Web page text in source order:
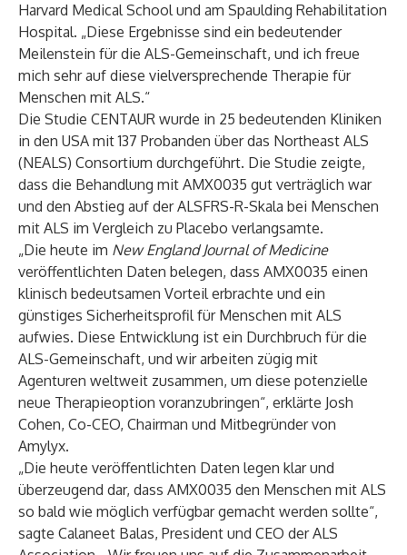
Harvard Medical School und am Spaulding Rehabilitation
Hospital. „Diese Ergebnisse sind ein bedeutender
Meilenstein für die ALS-Gemeinschaft, und ich freue
mich sehr auf diese vielversprechende Therapie für
Menschen mit ALS.“
Die Studie CENTAUR wurde in 25 bedeutenden Kliniken
in den USA mit 137 Probanden über das Northeast ALS
(NEALS) Consortium durchgeführt. Die Studie zeigte,
dass die Behandlung mit AMX0035 gut verträglich war
und den Abstieg auf der ALSFRS-R-Skala bei Menschen
mit ALS im Vergleich zu Placebo verlangsamte.
„Die heute im New England Journal of Medicine
veröffentlichten Daten belegen, dass AMX0035 einen
klinisch bedeutsamen Vorteil erbrachte und ein
günstiges Sicherheitsprofil für Menschen mit ALS
aufwies. Diese Entwicklung ist ein Durchbruch für die
ALS-Gemeinschaft, und wir arbeiten zügig mit
Agenturen weltweit zusammen, um diese potenzielle
neue Therapieoption voranzubringen“, erklärte Josh
Cohen, Co-CEO, Chairman und Mitbegründer von
Amylyx.
„Die heute veröffentlichten Daten legen klar und
überzeugend dar, dass AMX0035 den Menschen mit ALS
so bald wie möglich verfügbar gemacht werden sollte“,
sagte Calaneet Balas, President und CEO der ALS